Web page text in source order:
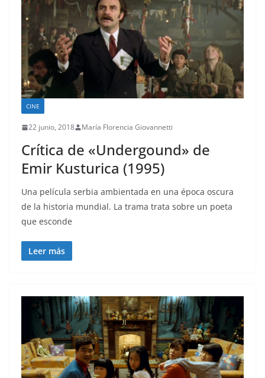
CINE
22 junio, 2018 María Florencia Giovannetti
Crítica de «Undergound» de
Emir Kusturica (1995)
Una película serbia ambientada en una época oscura
de la historia mundial. La trama trata sobre un poeta
que esconde
Leer más